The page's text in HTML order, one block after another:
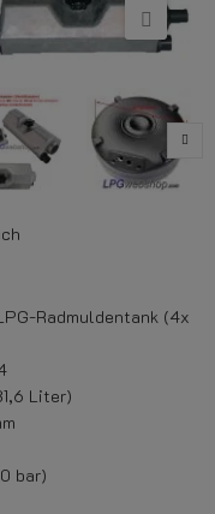
Radmuldentank (4x
Liter)
bar)